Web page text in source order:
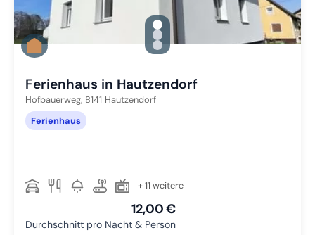
gallery.slide_selector
Zu Slide 1 wechseln
Zu Slide 2 wechseln
Zu Slide 3 wechseln
Ferienhaus in Hautzendorf
Hofbauerweg, 8141 Hautzendorf
Ferienhaus
+ 11 weitere
12,00 €
Durchschnitt pro Nacht & Person